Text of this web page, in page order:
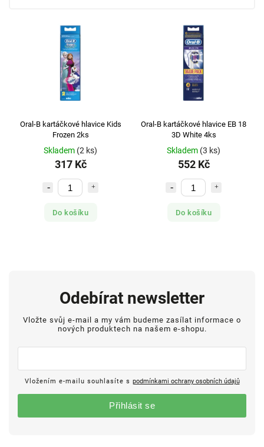
Oral-B kartáčkové hlavice Kids
Frozen 2ks
Skladem (2 ks)
317 Kč
Do košíku
Oral-B kartáčkové hlavice EB 18
3D White 4ks
Skladem (3 ks)
552 Kč
Do košíku
Odebírat newsletter
Vložte svůj e-mail a my vám budeme zasílat informace o
nových produktech na našem e-shopu.
Vložením e-mailu souhlasíte s podmínkami ochrany osobních údajů
Přihlásit se